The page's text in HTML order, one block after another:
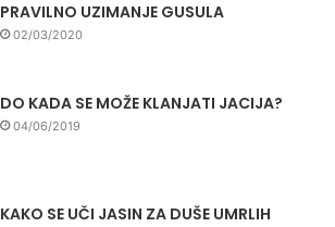
PRAVILNO UZIMANJE GUSULA
02/03/2020
DO KADA SE MOŽE KLANJATI JACIJA?
04/06/2019
KAKO SE UČI JASIN ZA DUŠE UMRLIH